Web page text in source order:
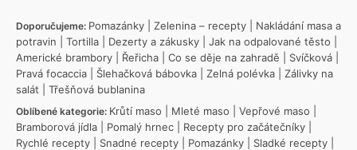
Doporučujeme: Pomazánky Zelenina – recepty
Nakládání masa a
potravin
Tortilla Dezerty a zákusky Jak na odpalované těsto
Americké brambory
Řeřicha Co se děje na zahradě Svíčková
Pravá focaccia
Šlehačková bábovka Zelná polévka
Zálivky na
salát
Třešňová bublanina
Oblíbené kategorie: Krůtí maso Mleté maso Vepřové maso
Bramborová jídla
Pomalý hrnec Recepty pro začátečníky
Rychlé recepty
Snadné recepty Pomazánky Sladké recepty